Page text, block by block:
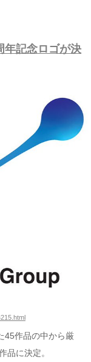
年記念ロゴが決
45作品の中から厳
品に決定。